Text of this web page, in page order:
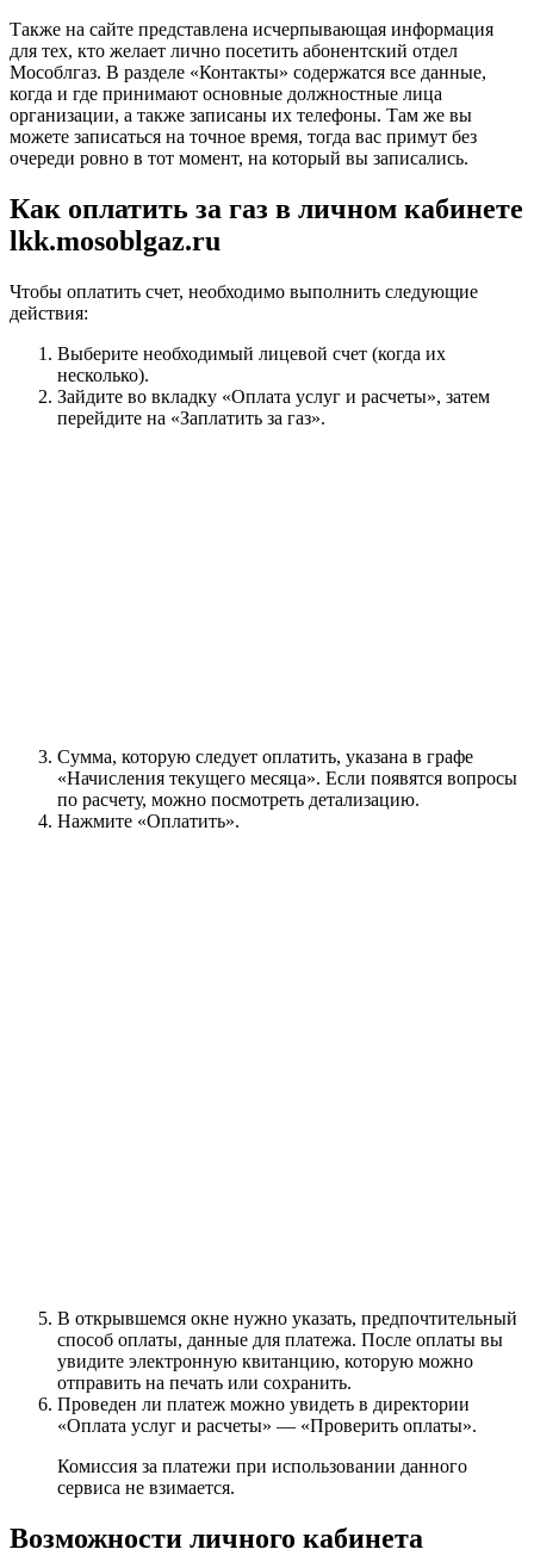
Также на сайте представлена исчерпывающая информация
для тех, кто желает лично посетить абонентский отдел
Мособлгаз. В разделе «Контакты» содержатся все данные,
когда и где принимают основные должностные лица
организации, а также записаны их телефоны. Там же вы
можете записаться на точное время, тогда вас примут без
очереди ровно в тот момент, на который вы записались.
Как оплатить за газ в личном кабинете
lkk.mosoblgaz.ru
Чтобы оплатить счет, необходимо выполнить следующие
действия:
Выберите необходимый лицевой счет (когда их
несколько).
Зайдите во вкладку «Оплата услуг и расчеты», затем
перейдите на «Заплатить за газ».
Сумма, которую следует оплатить, указана в графе
«Начисления текущего месяца». Если появятся вопросы
по расчету, можно посмотреть детализацию.
Нажмите «Оплатить».
В открывшемся окне нужно указать, предпочтительный
способ оплаты, данные для платежа. После оплаты вы
увидите электронную квитанцию, которую можно
отправить на печать или сохранить.
Проведен ли платеж можно увидеть в директории
«Оплата услуг и расчеты» — «Проверить оплаты».
Комиссия за платежи при использовании данного
сервиса не взимается.
Возможности личного кабинета